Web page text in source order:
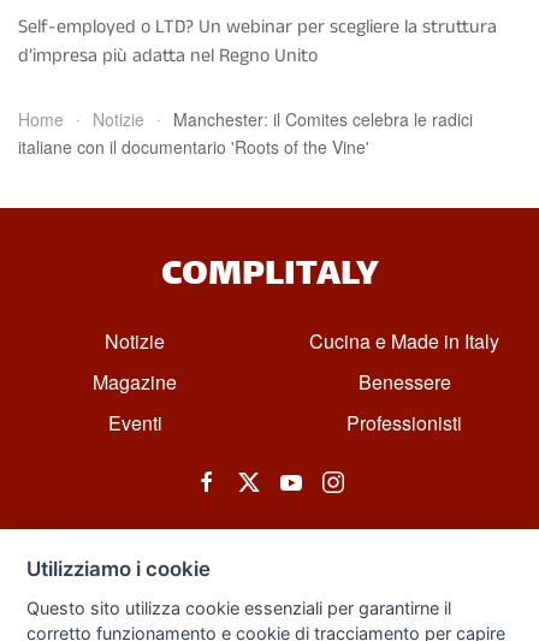
Self-employed o LTD? Un webinar per scegliere la struttura
d’impresa più adatta nel Regno Unito
Home Notizie
Manchester: il Comites celebra le radici
italiane con il documentario 'Roots of the Vine'
COMPLITALY
Notizie
Magazine
Eventi
Cucina e Made in Italy
Benessere
Professionisti
Utilizziamo i cookie
Questo sito utilizza cookie essenziali per garantirne il
corretto funzionamento e cookie di tracciamento per capire